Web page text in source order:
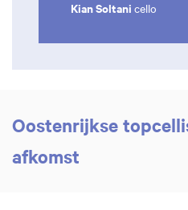
Kian Soltani cello
Oostenrijkse
afkomst